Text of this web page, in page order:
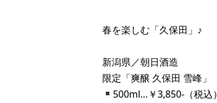
春を楽しむ「久保田」♪
新潟県／朝日酒造
限定「爽醸 久保田 雪峰」
500ml…￥3,850-（税込）